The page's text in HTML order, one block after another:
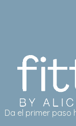
Da el primer paso